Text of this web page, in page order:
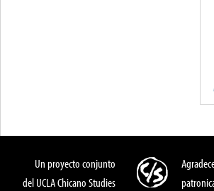
Un proyecto conjunto
del UCLA Chicano Studies